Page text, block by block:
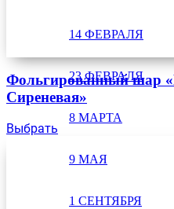
14 ФЕВРАЛЯ
23 ФЕВРАЛЯ
8 МАРТА
9 МАЯ
1 СЕНТЯБРЯ
Фольгированный шар
Сиреневая»
Выбрать